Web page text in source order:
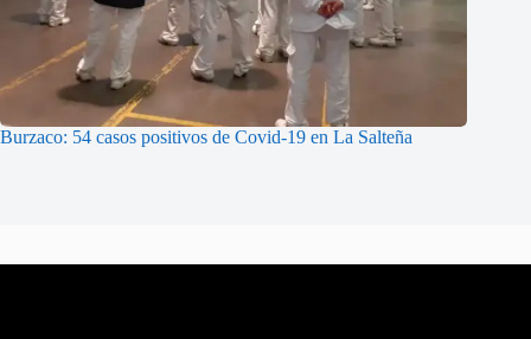
Burzaco: 54 casos positivos de Covid-19 en La Salteña